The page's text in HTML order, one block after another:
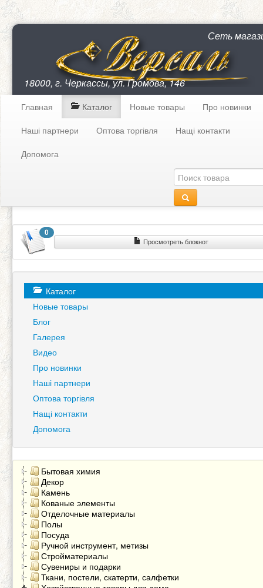
Сеть
18000, г. Черкассы, ул. Громова, 146
Главная Каталог Новые товары
Про новинки
Наші партнери
Оптова торгівля
Нащі контакти
Допомога
0
Просмотреть блокнот
Каталог
Новые товары
Блог
Галерея
Видео
Про новинки
Наші партнери
Оптова торгівля
Нащі контакти
Допомога
Бытовая химия
Декор
Камень
Кованые элементы
Отделочные материалы
Полы
Посуда
Ручной инструмент, метизы
Стройматериалы
Сувениры и подарки
Ткани, постели, скатерти, салфетки